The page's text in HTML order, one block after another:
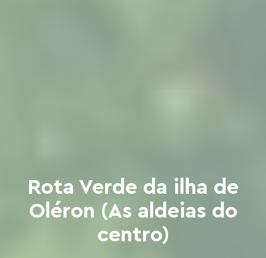
Rota Verde da ilha de
Oléron (As aldeias do
centro)